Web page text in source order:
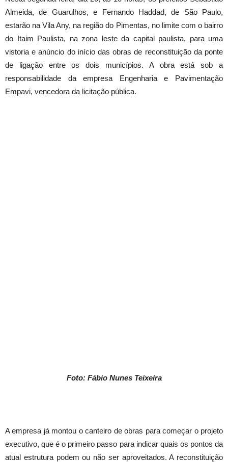
Almeida, de Guarulhos, e Fernando Haddad, de São Paulo,
estarão na Vila Any, na região do Pimentas, no limite com o bairro
do Itaim Paulista, na zona leste da capital paulista, para uma
vistoria e anúncio do início das obras de reconstituição da ponte
de ligação entre os dois municípios. A obra está sob a
responsabilidade da empresa Engenharia e Pavimentação
Empavi, vencedora da licitação pública.
Foto: Fábio Nunes Teixeira
A empresa já montou o canteiro de obras para começar o projeto
executivo, que é o primeiro passo para indicar quais os pontos da
atual estrutura podem ou não ser aproveitados. A reconstituição